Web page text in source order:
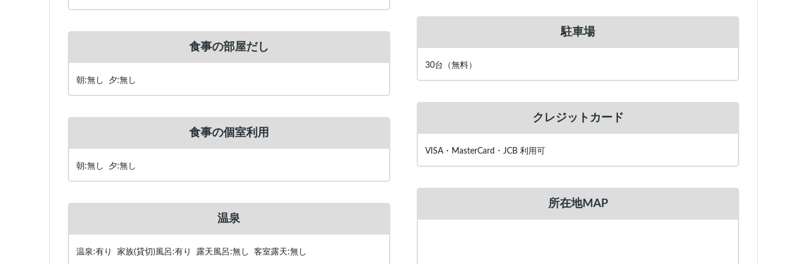
食事の部屋だし
朝:無し 夕:無し
食事の個室利用
朝:無し 夕:無し
温泉
温泉:有り 家族(貸切)風呂:有り 露天風呂:無し 客室露天:無し
駐車場
30台（無料）
クレジットカード
VISA・MasterCard・JCB 利用可
所在地MAP